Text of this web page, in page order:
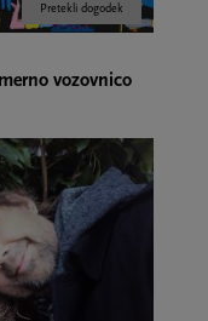
Pretekli dogodek
vozovnico